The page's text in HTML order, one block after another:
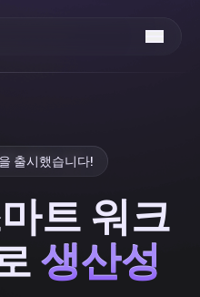
출시했습니다!
트 워크
생산성
생산성